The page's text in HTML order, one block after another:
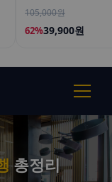
치 30포, 3개
105,000원
62%39,900원
총정리